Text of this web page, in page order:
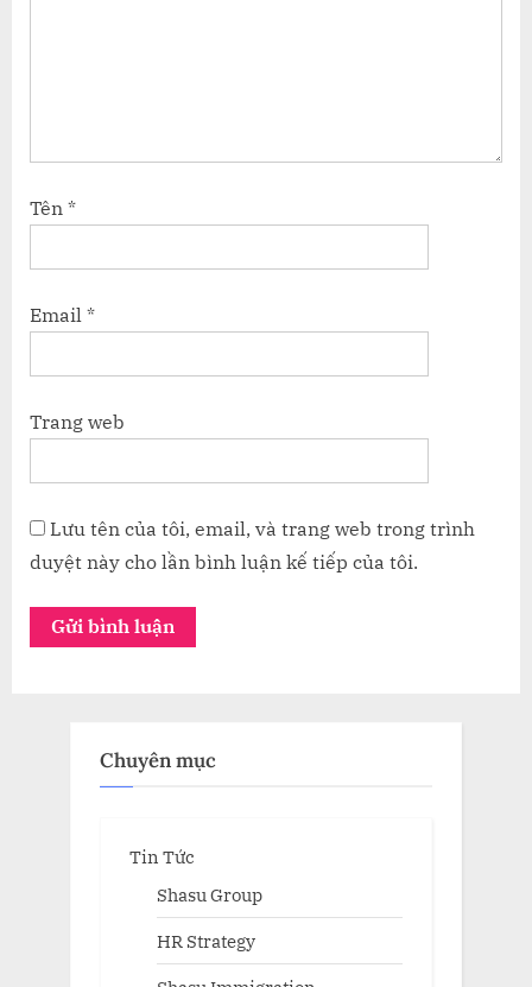
Tên *
Email *
Trang web
Lưu tên của tôi, email, và trang web trong trình
duyệt này cho lần bình luận kế tiếp của tôi.
Chuyên mục
Tin Tức
Shasu Group
HR Strategy